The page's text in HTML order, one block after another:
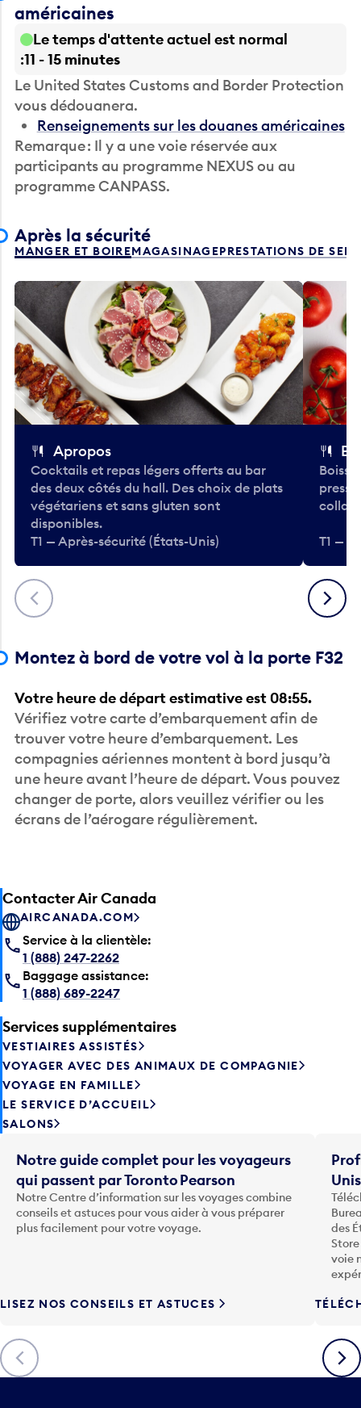
américaines
Le temps d'attente actuel est normal
11 - 15 minutes
Le United States Customs and Border Protection
vous dédouanera.
Renseignements sur les douanes américaines
Remarque : Il y a une voie réservée aux
participants au programme NEXUS ou au
programme CANPASS.
Après la sécurité
MANGER ET BOIREMAGASINAGEPRESTATIONS DE
Précédent
Apropos
Cocktails et repas légers offerts au bar
des deux côtés du hall. Des choix de plats
végétariens et sans gluten sont
disponibles.
T1 — Après-sécurité (États-Unis)
T1 —
Suivant
Montez à bord de votre vol à la porte F32
Votre heure de départ estimative est 08:55.
Vérifiez votre carte d’embarquement afin de
trouver votre heure d’embarquement. Les
compagnies aériennes montent à bord jusqu’à
une heure avant l’heure de départ. Vous pouvez
changer de porte, alors veuillez vérifier ou les
écrans de l’aérogare régulièrement.
Contacter Air Canada
AIRCANADA.COM
Service à la clientèle:
1 (888) 247-2262
Baggage assistance:
1 (888) 689-2247
Services supplémentaires
VESTIAIRES ASSISTÉS
VOYAGER AVEC DES ANIMAUX DE COMPAGNIE
VOYAGE EN FAMILLE
LE SERVICE D’ACCUEIL
SALONS
Précédent
Notre guide complet pour les voyageurs
qui passent par Toronto Pearson
Notre Centre d’information sur les voyages combine
conseils et astuces pour vous aider à vous préparer
plus facilement pour votre voyage.
LISEZ NOS CONSEILS ET ASTUCES
des
voie